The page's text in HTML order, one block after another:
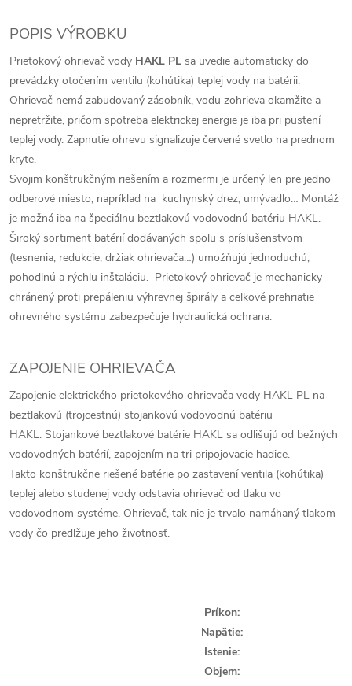
POPIS VÝROBKU
Prietokový ohrievač vody HAKL PL sa uvedie automaticky do
prevádzky otočením ventilu (kohútika) teplej vody na batérii.
Ohrievač nemá zabudovaný zásobník, vodu zohrieva okamžite a
nepretržite, pričom spotreba elektrickej energie je iba pri pustení
teplej vody. Zapnutie ohrevu signalizuje červené svetlo na prednom
kryte.
Svojim konštrukčným riešením a rozmermi je určený len pre jedno
odberové miesto, napríklad na kuchynský drez, umývadlo… Montáž
je možná iba na špeciálnu beztlakovú vodovodnú batériu HAKL.
Široký sortiment batérií dodávaných spolu s príslušenstvom
(tesnenia, redukcie, držiak ohrievača…) umožňujú jednoduchú,
pohodlnú a rýchlu inštaláciu. Prietokový ohrievač je mechanicky
chránený proti prepáleniu výhrevnej špirály a celkové prehriatie
ohrevného systému zabezpečuje hydraulická ochrana.
ZAPOJENIE OHRIEVAČA
Zapojenie elektrického prietokového ohrievača vody HAKL PL na
beztlakovú (trojcestnú) stojankovú vodovodnú batériu
HAKL. Stojankové beztlakové batérie HAKL sa odlišujú od bežných
vodovodných batérií, zapojením na tri pripojovacie hadice.
Takto konštrukčne riešené batérie po zastavení ventila (kohútika)
teplej alebo studenej vody odstavia ohrievač od tlaku vo
vodovodnom systéme. Ohrievač, tak nie je trvalo namáhaný tlakom
vody čo predlžuje jeho životnosť.
Príkon:
Napätie:
Istenie:
Objem: